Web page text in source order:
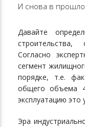
И снова в
Давайте
Согласно
сегмент
порядке, т.е.
общего объема
эксплуатацию это
Эра